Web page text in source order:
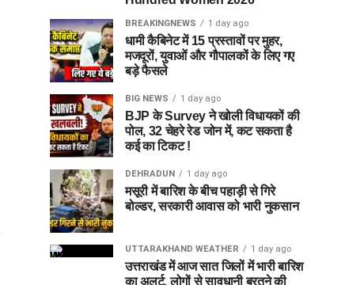
BREAKINGNEWS 1 day ago
धामी कैबिनेट में 15 प्रस्तावों पर मुहर,
मजदूरों, युवाओं और गौपालकों के लिए गए
बड़े फैसले
BIG NEWS 1 day ago
BJP के Survey ने खोली विधायकों की
पोल, 32 चेहरे रेड जोन में, कट सकता है
कई का टिकट !
DEHRADUN 1 day ago
मसूरी में बारिश के बीच पहाड़ी से गिरे
बोल्डर, सरकारी आवास को भारी नुकसान
UTTARAKHAND WEATHER 1 day ago
उत्तराखंड में आज सात जिलों में भारी बारिश
का अलर्ट, लोगों से सावधानी बरतने की